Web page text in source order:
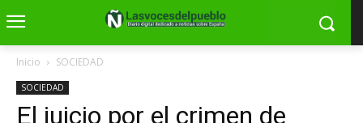
Inicio SOCIEDAD
SOCIEDAD
El juicio por el crimen de